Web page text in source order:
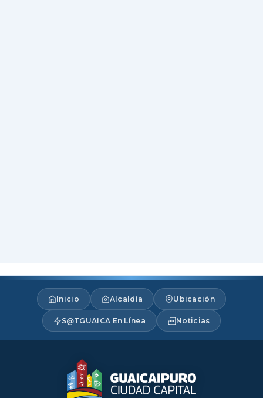
Inicio Alcaldía Ubicación
S@TGUAICA En Línea Noticias